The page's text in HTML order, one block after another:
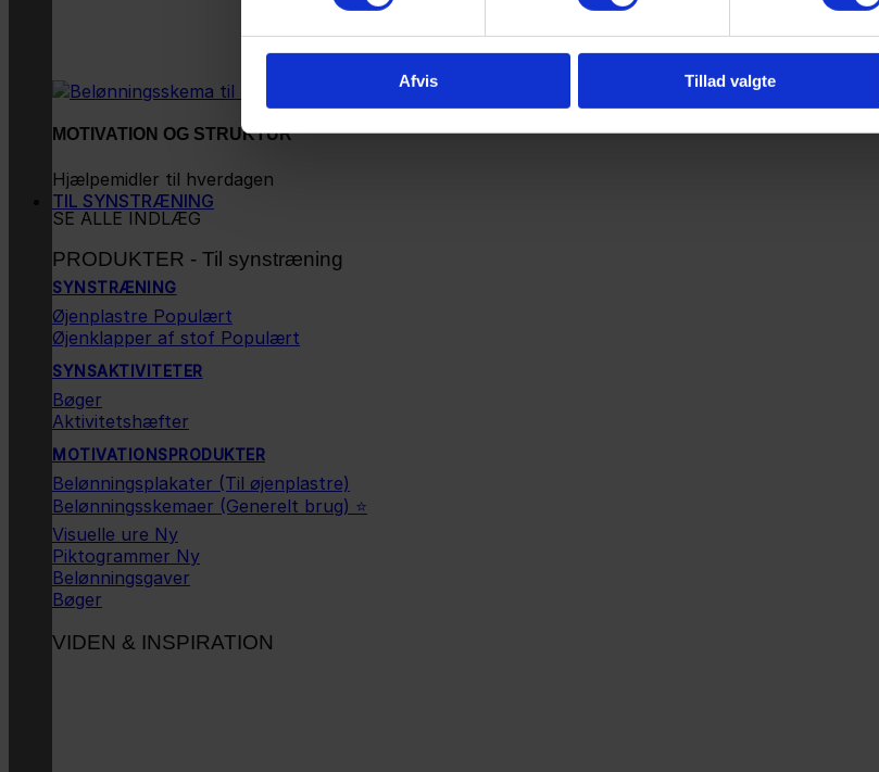
Afvis Tillad valgte
MOTIVATION OG STRUKTUR
Hjælpemidler til hverdagen
SE ALLE INDLÆG
TIL SYNSTRÆNING
PRODUKTER - Til synstræning
SYNSTRÆNING
Øjenplastre
Øjenklapper af stof
SYNSAKTIVITETER
Bøger
Aktivitetshæfter
MOTIVATIONSPRODUKTER
Belønningsplakater (Til øjenplastre)
Belønningsskemaer (Generelt brug) ⭐
Visuelle ure
Piktogrammer
Belønningsgaver
Bøger
VIDEN & INSPIRATION